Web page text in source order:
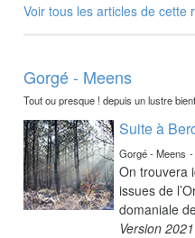
Voir tous les articles de cette
Gorgé - Meens
Tout ou presque ! depuis un lustre
Suite à
Gorgé - Meens
On trouvera
issues de
domaniale
Version 2021